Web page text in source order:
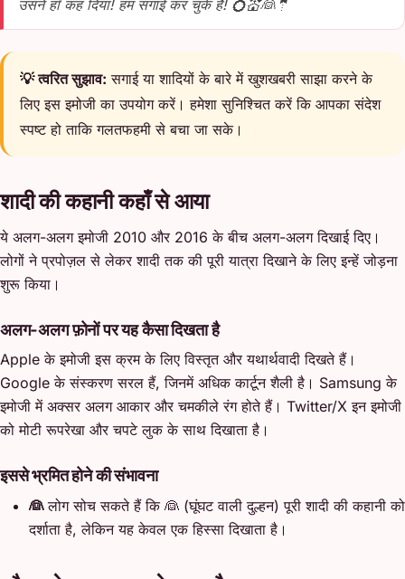
उसने हाँ कह दिया! हम सगाई कर चुके हैं! 💍💒👰🤵
💡 त्वरित सुझाव: सगाई या शादियों के बारे में खुशखबरी साझा करने के
लिए इस इमोजी का उपयोग करें। हमेशा सुनिश्चित करें कि आपका संदेश
स्पष्ट हो ताकि गलतफहमी से बचा जा सके।
शादी की कहानी कहाँ से आया
ये अलग-अलग इमोजी 2010 और 2016 के बीच अलग-अलग दिखाई दिए।
लोगों ने प्रपोज़ल से लेकर शादी तक की पूरी यात्रा दिखाने के लिए इन्हें जोड़ना
शुरू किया।
अलग-अलग फ़ोनों पर यह कैसा दिखता है
Apple के इमोजी इस क्रम के लिए विस्तृत और यथार्थवादी दिखते हैं।
Google के संस्करण सरल हैं, जिनमें अधिक कार्टून शैली है। Samsung के
इमोजी में अक्सर अलग आकार और चमकीले रंग होते हैं। Twitter/X इन इमोजी
को मोटी रूपरेखा और चपटे लुक के साथ दिखाता है।
इससे भ्रमित होने की संभावना
👰लोग सोच सकते हैं कि 👰 (घूंघट वाली दुल्हन) पूरी शादी की कहानी को
दर्शाता है, लेकिन यह केवल एक हिस्सा दिखाता है।